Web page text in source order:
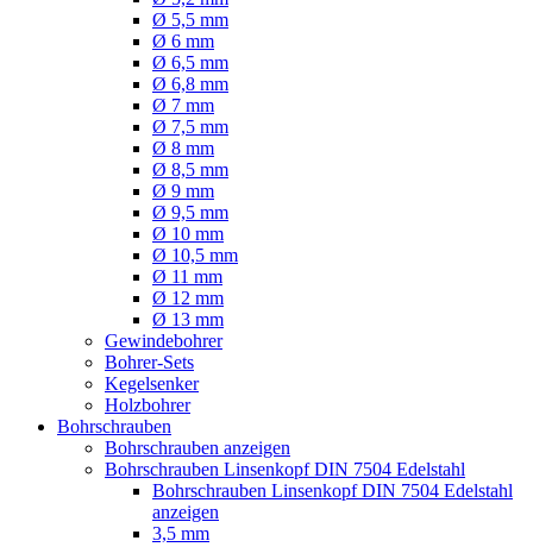
Ø 5,5 mm
Ø 6 mm
Ø 6,5 mm
Ø 6,8 mm
Ø 7 mm
Ø 7,5 mm
Ø 8 mm
Ø 8,5 mm
Ø 9 mm
Ø 9,5 mm
Ø 10 mm
Ø 10,5 mm
Ø 11 mm
Ø 12 mm
Ø 13 mm
Gewindebohrer
Bohrer-Sets
Kegelsenker
Holzbohrer
Bohrschrauben
Bohrschrauben anzeigen
Bohrschrauben Linsenkopf DIN 7504 Edelstahl
Bohrschrauben Linsenkopf DIN 7504 Edelstahl
anzeigen
3,5 mm